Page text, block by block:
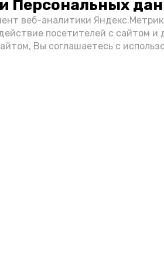
Персональных
веб-аналитики
посетителей с сайтом и
Вы соглашаетесь с